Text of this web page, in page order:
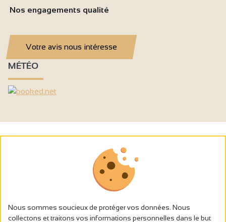
Nos engagements qualité
Votre avis nous intéresse
MÉTÉO
Nous sommes soucieux de protéger vos données. Nous
collectons et traitons vos informations personnelles dans le but